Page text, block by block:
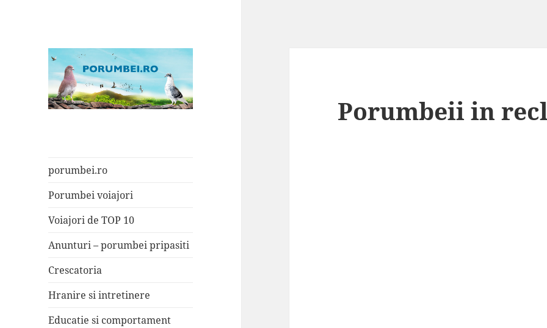
porumbei.ro
Porumbei voiajori
Voiajori de TOP 10
Anunturi – porumbei pripasiti
Crescatoria
Hranire si intretinere
Educatie si comportament
Porumbeii in